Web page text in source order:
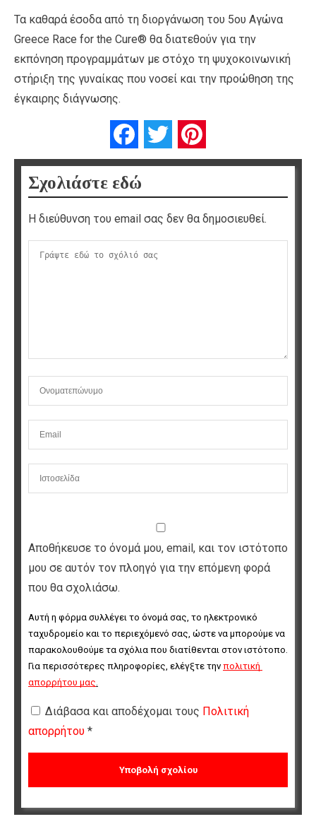
Τα καθαρά έσοδα από τη διοργάνωση του 5ου Αγώνα
Greece Race for the Cure® θα διατεθούν για την
εκπόνηση προγραμμάτων με στόχο τη ψυχοκοινωνική
στήριξη της γυναίκας που νοσεί και την προώθηση της
έγκαιρης διάγνωσης.
FacebookTwitter
Σχολιάστε εδώ
Η διεύθυνση του email σας δεν θα δημοσιευθεί.
Αποθήκευσε το όνομά μου, email, και τον ιστότοπο
μου σε αυτόν τον πλοηγό για την επόμενη φορά
που θα σχολιάσω.
Αυτή η φόρμα συλλέγει το όνομά σας, το ηλεκτρονικό
ταχυδρομείο και το περιεχόμενό σας, ώστε να μπορούμε να
παρακολουθούμε τα σχόλια που διατίθενται στον ιστότοπο.
Για περισσότερες πληροφορίες, ελέγξτε την πολιτική
απορρήτου μας.
Διάβασα και αποδέχομαι τους Πολιτική
απορρήτου *